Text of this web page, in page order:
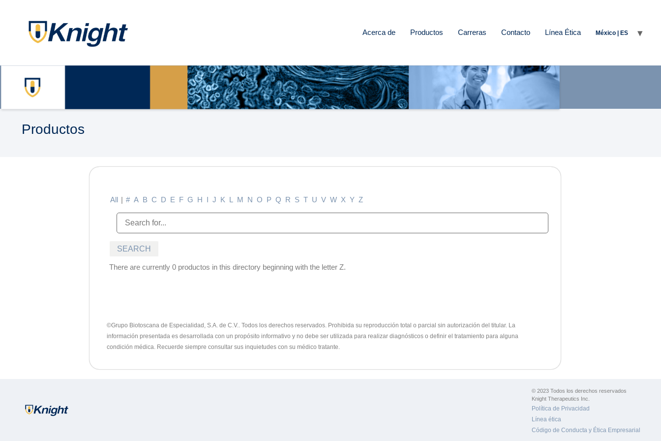
Acerca de Productos Carreras Contacto Línea Ética México | ES
Productos
All | # A B C D E F G H I J K L M N O P Q R S T U V W X Y Z
There are currently 0 productos in this directory beginning with the letter Z.
©Grupo Biotoscana de Especialidad, S.A. de C.V.. Todos los derechos reservados. Prohibida su reproducción total o parcial sin autorización del titular. La
información presentada es desarrollada con un propósito informativo y no debe ser utilizada para realizar diagnósticos o definir el tratamiento para alguna
condición médica. Recuerde siempre consultar sus inquietudes con su médico tratante.
© 2023 Todos los derechos reservados
Knight Therapeutics Inc.
Política de Privacidad
Línea ética
Código de Conducta y Ética Empresarial